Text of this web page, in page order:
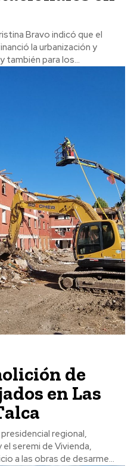
la urbanización y
también para los...
de
en Las
regional,
seremi de Vivienda,
a las obras de desarme...